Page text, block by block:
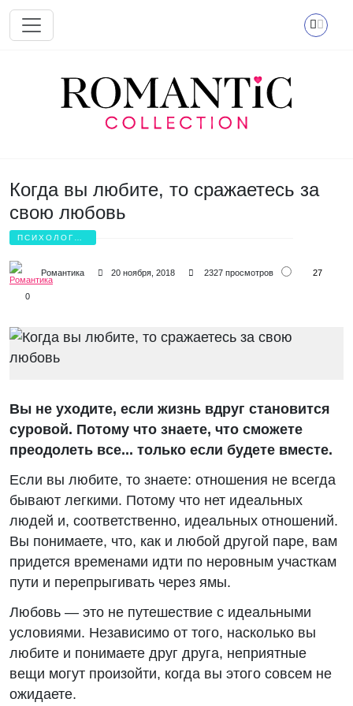
Перейти к основному содержанию
Когда вы любите, то сражаетесь за
свою любовь
ПСИХОЛОГИЯ
Романтика 20 ноября, 2018 2327 просмотров 27
0
Вы не уходите, если жизнь вдруг становится
суровой. Потому что знаете, что сможете
преодолеть все... только если будете вместе.
Если вы любите, то знаете: отношения не всегда
бывают легкими. Потому что нет идеальных
людей и, соответственно, идеальных отношений.
Вы понимаете, что, как и любой другой паре, вам
придется временами идти по неровным участкам
пути и перепрыгивать через ямы.
Любовь — это не путешествие с идеальными
условиями. Независимо от того, насколько вы
любите и понимаете друг друга, неприятные
вещи могут произойти, когда вы этого совсем не
ожидаете.